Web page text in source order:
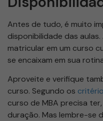
Antes de tudo, é muito
disponibilidade das
matricular em um curso
se encaixam em sua
Aproveite e verifique
curso. Segundo os
curso de MBA precisa
duração. Mas lembre-se